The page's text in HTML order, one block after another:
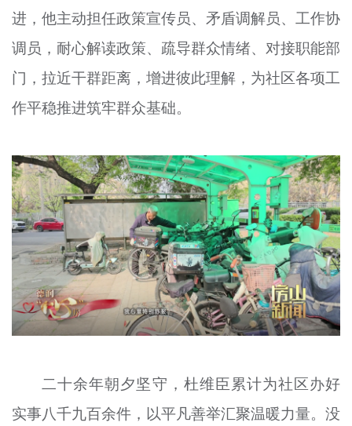
进，他主动担任政策宣传员、矛盾调解员、工作协
调员，耐心解读政策、疏导群众情绪、对接职能部
门，拉近干群距离，增进彼此理解，为社区各项工
作平稳推进筑牢群众基础。
二十余年朝夕坚守，杜维臣累计为社区办好
实事八千九百余件，以平凡善举汇聚温暖力量。没